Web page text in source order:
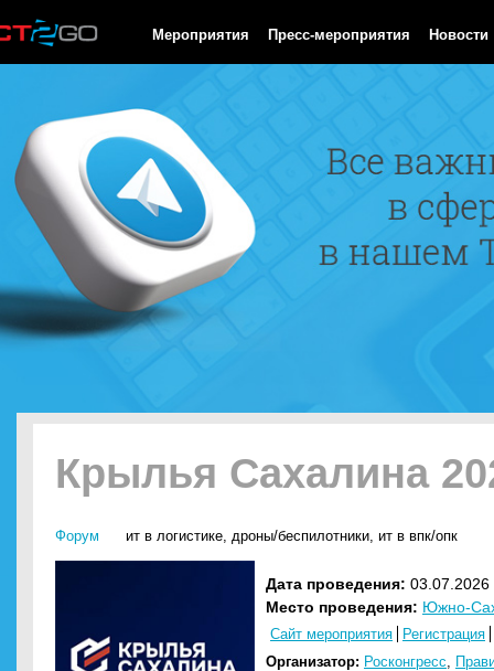
Мероприятия Пресс-мероприятия Новости
Крылья Сахалина
Форум ит в логистике, дроны/беспилотники, ит в впк/опк
Дата проведения:
Место проведения: Южно-
Сайт мероприятия
Регистрация
Организатор: Росконгресс,